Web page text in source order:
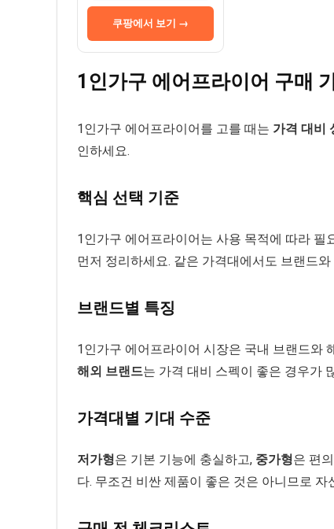
쿠팡에서 보기 →
1인가구 에어프라이어 구매
1인가구 에어프라이어를 고를 때는 가격 대비
인하세요.
핵심 선택 기준
1인가구 에어프라이어는 사용 목적에 따라 필
먼저 정리하세요. 같은 가격대에서도 브랜드
브랜드별 특징
1인가구 에어프라이어 시장은 국내 브랜드와
해외 브랜드는 가격 대비 스펙이 좋은 경우가
가격대별 기대 수준
저가형은 기본 기능에 충실하고, 중가형은 편
다. 무조건 비싼 제품이 좋은 것은 아니므로